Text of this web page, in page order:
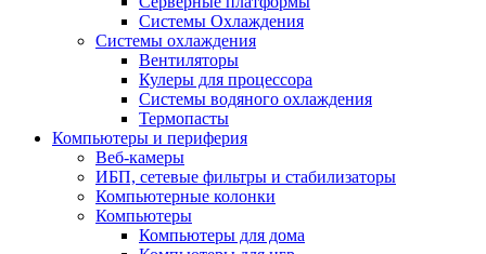
Системы Охлаждения
Системы охлаждения
Вентиляторы
Кулеры для процессора
Системы водяного охлаждения
Термопасты
Компьютеры и периферия
Веб-камеры
ИБП, сетевые фильтры и стабилизаторы
Компьютерные колонки
Компьютеры
Компьютеры для дома